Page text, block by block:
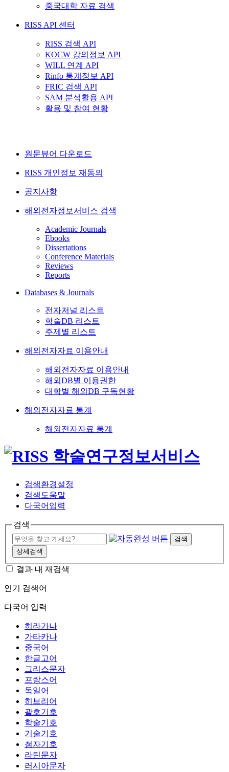
중국대학 자료 검색
RISS API 센터
RISS 검색 API
KOCW 강의정보 API
WILL 연계 API
Rinfo 통계정보 API
FRIC 검색 API
SAM 분석활용 API
활용 및 참여 현황
원문뷰어 다운로드
RISS 개인정보 재동의
공지사항
해외전자정보서비스 검색
Academic Journals
Ebooks
Dissertations
Conference Materials
Reviews
Reports
Databases & Journals
전자저널 리스트
학술DB 리스트
주제별 리스트
해외전자자료 이용안내
해외전자자료 이용안내
해외DB별 이용권한
대학별 해외DB 구독현황
해외전자자료 통계
해외전자자료 통계
검색환경설정
검색도움말
다국어입력
검색
검색
상세검색
결과 내 재검색
인기 검색어
다국어 입력
히라가나
가타카나
중국어
한글고어
그리스문자
프랑스어
독일어
히브리어
괄호기호
학술기호
기술기호
첨자기호
라틴문자
러시아문자